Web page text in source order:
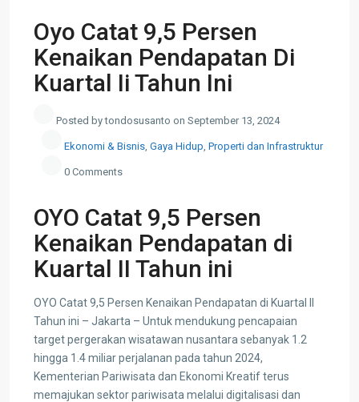
Oyo Catat 9,5 Persen
Kenaikan Pendapatan Di
Kuartal Ii Tahun Ini
Posted by tondosusanto on September 13, 2024
Ekonomi & Bisnis, Gaya Hidup, Properti dan Infrastruktur
0 Comments
OYO Catat 9,5 Persen
Kenaikan Pendapatan di
Kuartal II Tahun ini
OYO Catat 9,5 Persen Kenaikan Pendapatan di Kuartal II
Tahun ini – Jakarta – Untuk mendukung pencapaian
target pergerakan wisatawan nusantara sebanyak 1.2
hingga 1.4 miliar perjalanan pada tahun 2024,
Kementerian Pariwisata dan Ekonomi Kreatif terus
memajukan sektor pariwisata melalui digitalisasi dan